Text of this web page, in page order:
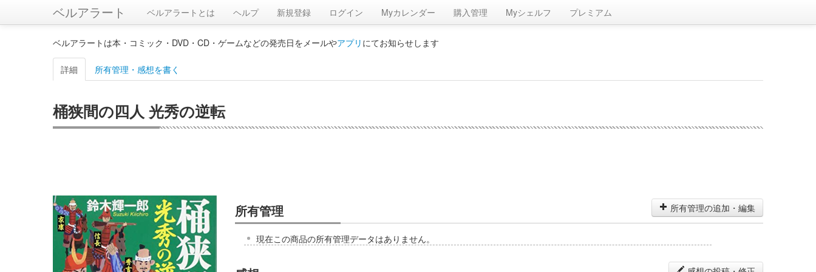
ベルアラート ベルアラートとは ヘルプ 新規登録 ログイン Myカレンダー 購入管理 Myシェルフ プレミアム
ベルアラートは本・コミック・DVD・CD・ゲームなどの発売日をメールやアプリ にてお知らせします
詳細 所有管理・感想を書く
桶狭間の四人 光秀の逆転
所有管理 所有管理の追加・編集
現在この商品の所有管理データはありません。